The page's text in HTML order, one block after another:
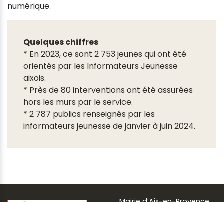
numérique.
Quelques chiffres
* En 2023, ce sont 2 753 jeunes qui ont été
orientés par les Informateurs Jeunesse
aixois.
* Près de 80 interventions ont été assurées
hors les murs par le service.
* 2 787 publics renseignés par les
informateurs jeunesse de janvier à juin 2024.